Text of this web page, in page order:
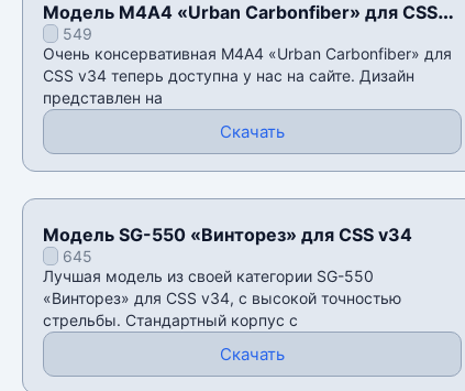
Модель М4А4 «Urban Carbonfiber» для CSS
v34549
Очень консервативная М4А4 «Urban Carbonfiber» для
CSS v34 теперь доступна у нас на сайте. Дизайн
представлен на
Скачать
Модель SG-550 «Винторез» для CSS v34
645
Лучшая модель из своей категории SG-550
«Винторез» для CSS v34, с высокой точностью
стрельбы. Стандартный корпус с
Скачать